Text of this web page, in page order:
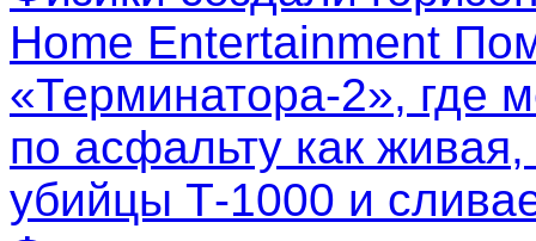
Home Entertainment
«Терминатора-2», где
по асфальту как
убийцы Т-1000 и